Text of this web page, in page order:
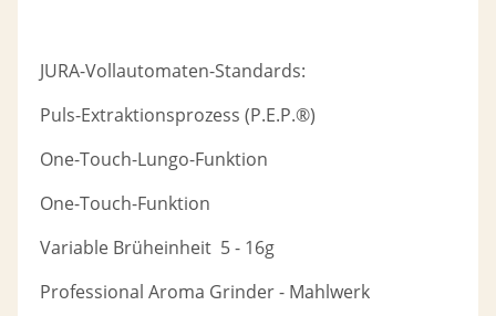
JURA-Vollautomaten-Standards:
Puls-Extraktionsprozess (P.E.P.®)
One-Touch-Lungo-Funktion
One-Touch-Funktion
Variable Brüheinheit 5 - 16g
Professional Aroma Grinder - Mahlwerk